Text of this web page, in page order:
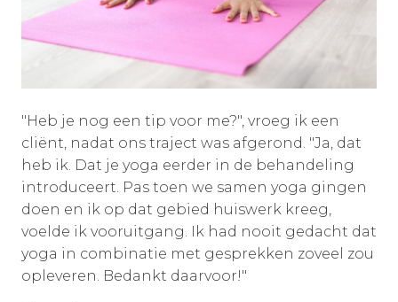
"Heb je nog een tip voor me?", vroeg ik een
cliënt, nadat ons traject was afgerond. "Ja, dat
heb ik. Dat je yoga eerder in de behandeling
introduceert. Pas toen we samen yoga gingen
doen en ik op dat gebied huiswerk kreeg,
voelde ik vooruitgang. Ik had nooit gedacht dat
yoga in combinatie met gesprekken zoveel zou
opleveren. Bedankt daarvoor!"